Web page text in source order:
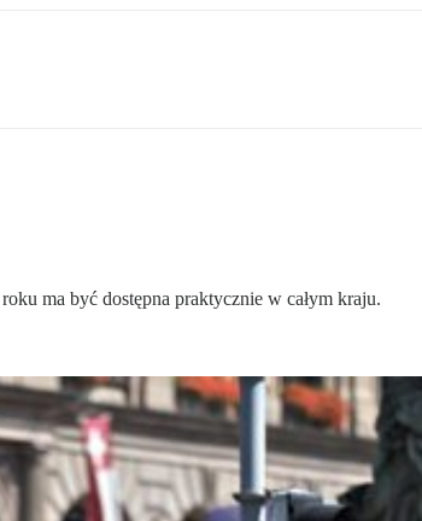
ma być dostępna praktycznie w całym kraju.